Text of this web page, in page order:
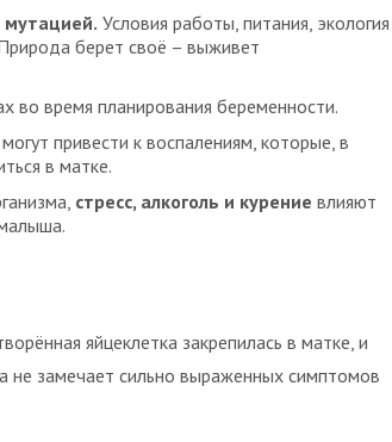
мутацией. Условия работы, питания, экология
берет своё – выживет
во время планирования беременности.
привести к воспалениям, которые, в
в матке.
стресс, алкоголь и курение влияют
яйцеклетка закрепилась в матке, и
не замечает сильно выраженных симптомов